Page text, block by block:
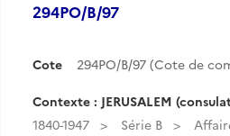
294PO/B/97
Cote 294PO/B/97 (Cote de
Contexte : JERUSALEM
1840-1947
Série B